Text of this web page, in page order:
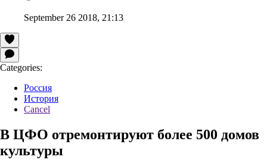
September 26 2018, 21:13
Categories:
Россия
История
Cancel
В ЦФО отремонтируют более 500 домов
культуры